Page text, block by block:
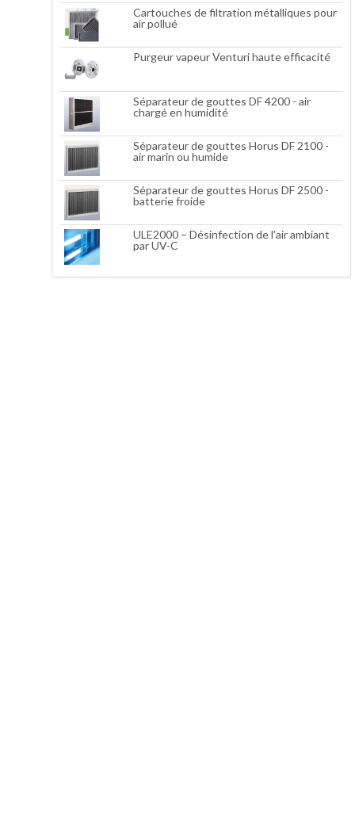
Cartouches de filtration métalliques pour
air pollué
Purgeur vapeur Venturi haute efficacité
Séparateur de gouttes DF 4200 - air
chargé en humidité
Séparateur de gouttes Horus DF 2100 -
air marin ou humide
Séparateur de gouttes Horus DF 2500 -
batterie froide
ULE2000 – Désinfection de l’air ambiant
par UV-C